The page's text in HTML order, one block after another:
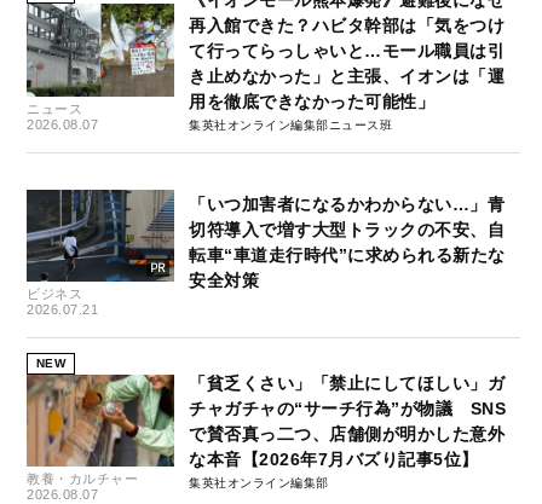
ニュース
2026.08.07
再入館できた？ハビタ幹部は「気をつけ
て行ってらっしゃいと…モール職員は引
き止めなかった」と主張、イオンは「運
用を徹底できなかった可能性」
集英社オンライン編集部ニュース班
ビジネス
2026.07.21
「いつ加害者になるかわからない…」青
切符導入で増す大型トラックの不安、自
転車“車道走行時代”に求められる新たな
安全対策
NEW
教養・カルチャー
2026.08.07
「貧乏くさい」「禁止にしてほしい」ガ
チャガチャの“サーチ行為”が物議 SNS
で賛否真っ二つ、店舗側が明かした意外
な本音【2026年7月バズり記事5位】
集英社オンライン編集部